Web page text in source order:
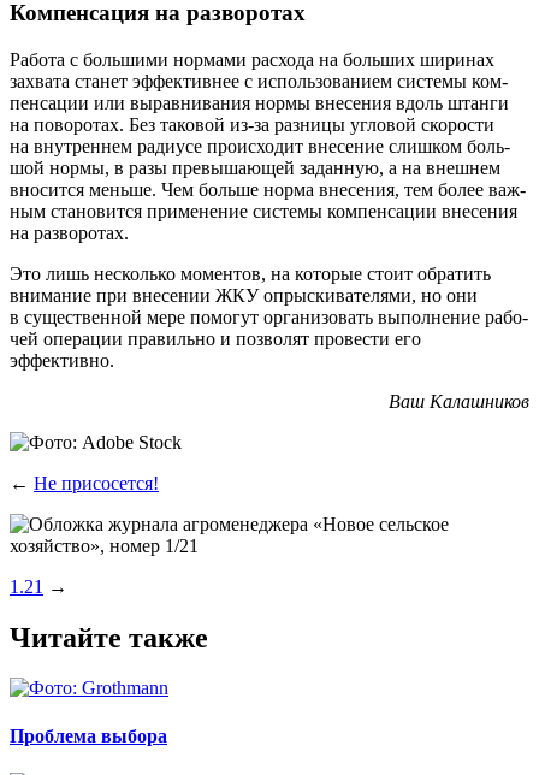
Компенсация на разворотах
Рабо­та с боль­ши­ми нор­ма­ми рас­хо­да на боль­ших шири­нах
захва­та ста­нет эффек­тив­нее с исполь­зо­ва­ни­ем систе­мы ком­
пен­са­ции или вырав­ни­ва­ния нор­мы вне­се­ния вдоль штан­ги
на пово­ро­тах. Без тако­вой из-за раз­ни­цы угло­вой ско­ро­сти
на внут­рен­нем ради­у­се про­ис­хо­дит вне­се­ние слиш­ком боль­
шой нор­мы, в разы пре­вы­ша­ю­щей задан­ную, а на внеш­нем
вно­сит­ся мень­ше. Чем боль­ше нор­ма вне­се­ния, тем более важ­
ным ста­но­вит­ся при­ме­не­ние систе­мы ком­пен­са­ции вне­се­ния
на разворотах.
Это лишь несколь­ко момен­тов, на кото­рые сто­ит обра­тить
вни­ма­ние при вне­се­нии ЖКУ опрыс­ки­ва­те­ля­ми, но они
в суще­ствен­ной мере помо­гут орга­ни­зо­вать выпол­не­ние рабо­
чей опе­ра­ции пра­виль­но и поз­во­лят про­ве­сти его
эффективно.
Ваш Калаш­ни­ков
← Не присосется!
1.21 →
Читайте также
Проблема выбора